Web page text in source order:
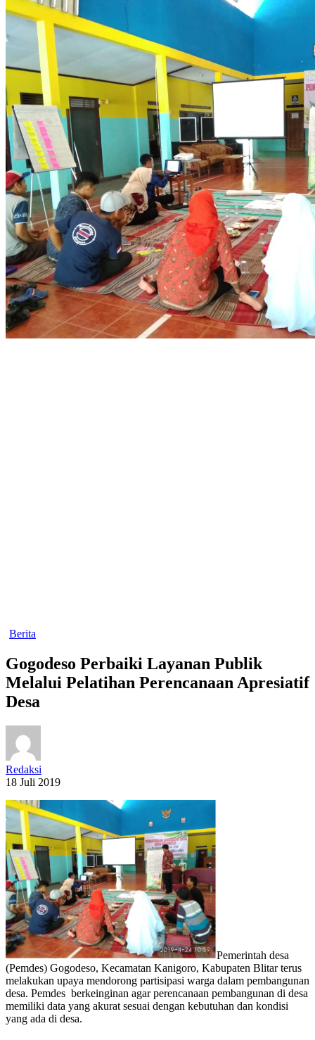
Berita
Gogodeso Perbaiki Layanan Publik
Melalui Pelatihan Perencanaan Apresiatif
Desa
Redaksi
18 Juli 2019
Pemerintah desa
(Pemdes) Gogodeso, Kecamatan Kanigoro, Kabupaten Blitar terus
melakukan upaya mendorong partisipasi warga dalam pembangunan
desa. Pemdes berkeinginan agar perencanaan pembangunan di desa
memiliki data yang akurat sesuai dengan kebutuhan dan kondisi
yang ada di desa.